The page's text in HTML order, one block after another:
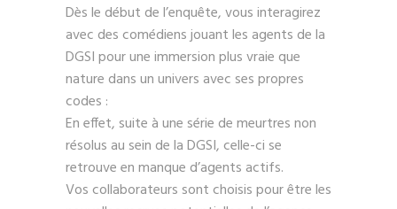
Dès le début de l’enquête, vous interagirez
avec des comédiens jouant les agents de la
DGSI pour une immersion plus vraie que
nature dans un univers avec ses propres
codes :
En effet, suite à une série de meurtres non
résolus au sein de la DGSI, celle-ci se
retrouve en manque d’agents actifs.
Vos collaborateurs sont choisis pour être les